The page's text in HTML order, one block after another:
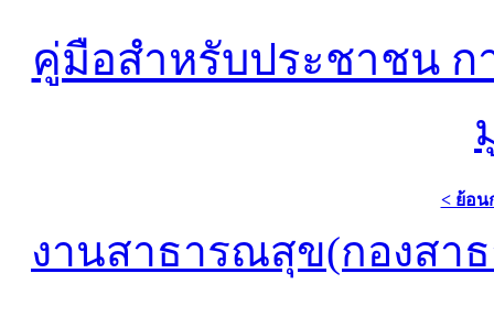
คู่มือสำหรับประชาชน ก
< ย้อน
งานสาธารณสุข(กองสา